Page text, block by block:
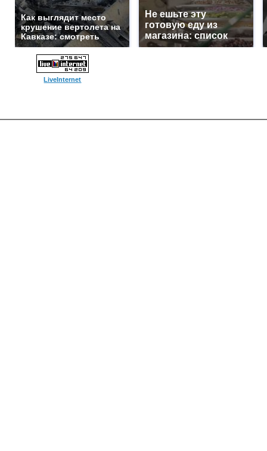
Как выглядит место
крушение вертолета на
Кавказе: смотреть
Не ешьте эту
готовую еду из
магазина: список
LiveInternet